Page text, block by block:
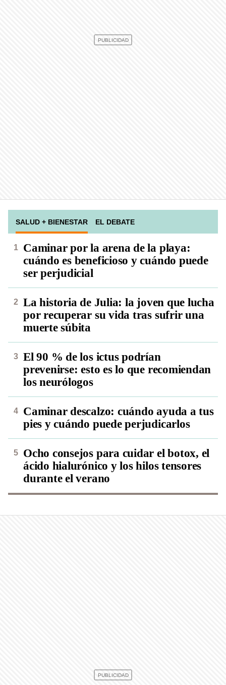
SALUD + BIENESTAR EL DEBATE
Caminar por la arena de la playa:
cuándo es beneficioso y cuándo puede
ser perjudicial
La historia de Julia: la joven que lucha
por recuperar su vida tras sufrir una
muerte súbita
El 90 % de los ictus podrían
prevenirse: esto es lo que recomiendan
los neurólogos
Caminar descalzo: cuándo ayuda a tus
pies y cuándo puede perjudicarlos
Ocho consejos para cuidar el botox, el
ácido hialurónico y los hilos tensores
durante el verano